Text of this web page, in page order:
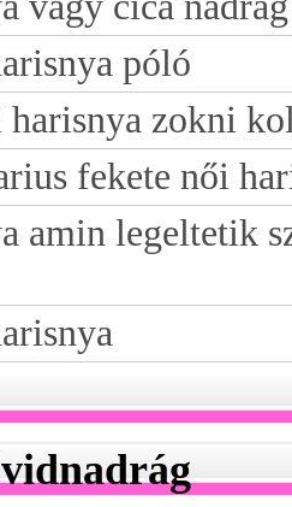
póló
zokni
fekete női
amin legeltetik